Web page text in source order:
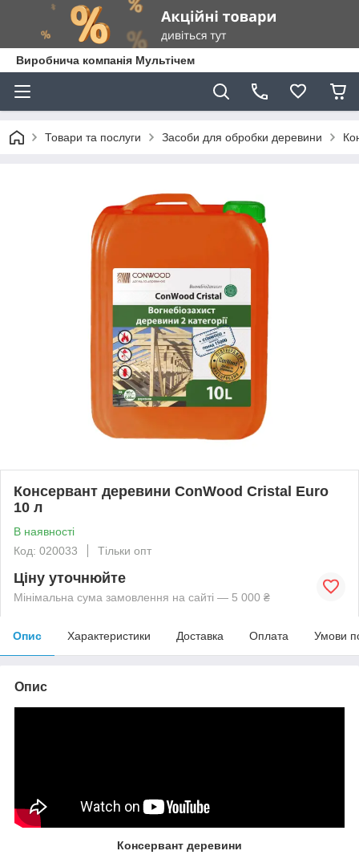
Виробнича компанія Мультічем
Товари та послуги Засоби для обробки деревини
Консервант деревини ConWood Cristal Euro
10 л
В наявності
Код: 020033
Тільки опт
Ціну уточнюйте
Мінімальна сума замовлення на сайті — 5 000 ₴
Опис Характеристики Доставка Оплата Умови
Опис
Консервант деревини